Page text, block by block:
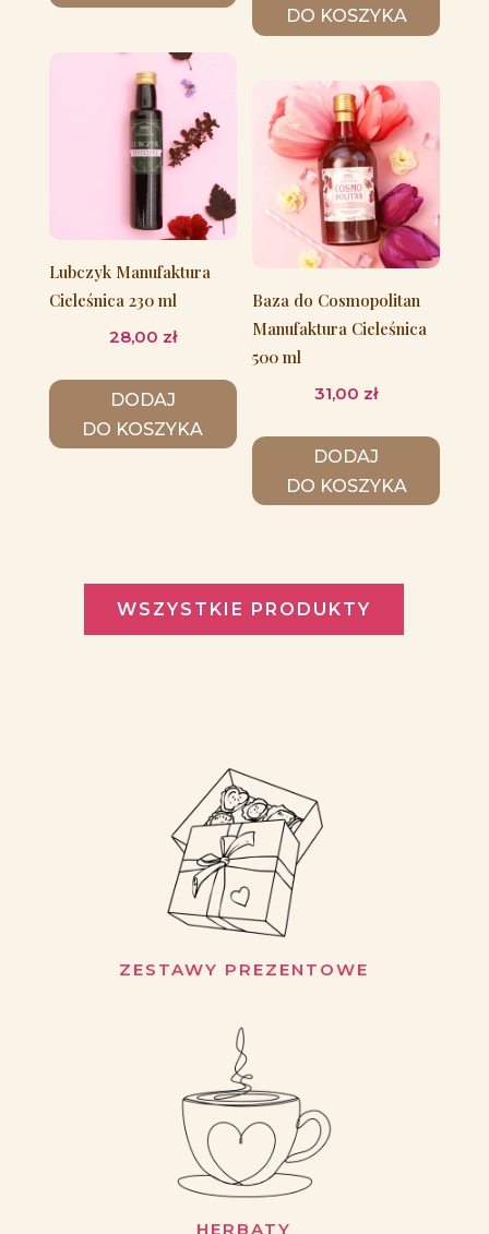
DO KOSZYKA
Lubczyk Manufaktura
Cieleśnica 230 ml
28,00 zł
DODAJ
DO KOSZYKA
Baza do Cosmopolitan
Manufaktura Cieleśnica
500 ml
31,00 zł
DODAJ
DO KOSZYKA
WSZYSTKIE PRODUKTY
ZESTAWY PREZENTOWE
HERBATY